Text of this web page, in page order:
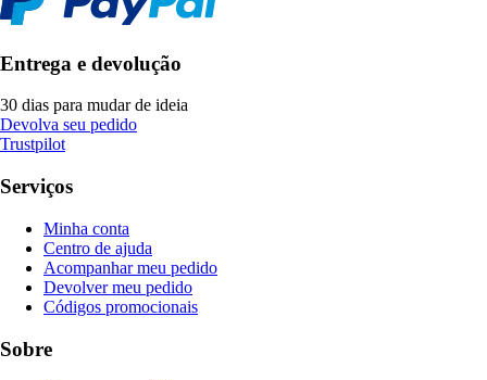
Entrega e devolução
30 dias para mudar de ideia
Devolva seu pedido
Trustpilot
Serviços
Minha conta
Centro de ajuda
Acompanhar meu pedido
Devolver meu pedido
Códigos promocionais
Sobre